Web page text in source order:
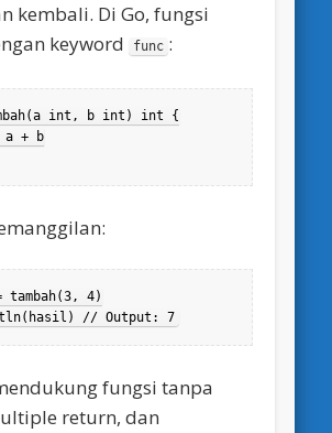
kembali. Di Go, fungsi
keyword
func :
int, b int) int {
a + b
4)
// Output: 7
fungsi tanpa
return, dan